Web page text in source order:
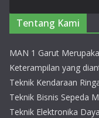
Tentang Kami
MAN 1 Garut
Keterampilan yang
Teknik Kendaraan
Teknik Bisnis Sepeda
Teknik Elektronika